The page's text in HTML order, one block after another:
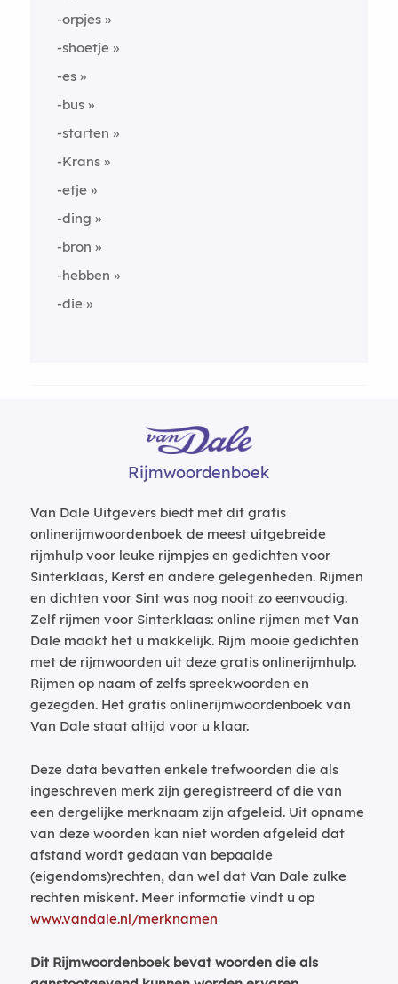
-orpjes
-shoetje
-es
-bus
-starten
-Krans
-etje
-ding
-bron
-hebben
-die
Rijmwoordenboek
Van Dale Uitgevers biedt met dit gratis
onlinerijmwoordenboek de meest uitgebreide
rijmhulp voor leuke rijmpjes en gedichten voor
Sinterklaas, Kerst en andere gelegenheden. Rijmen
en dichten voor Sint was nog nooit zo eenvoudig.
Zelf rijmen voor Sinterklaas: online rijmen met Van
Dale maakt het u makkelijk. Rijm mooie gedichten
met de rijmwoorden uit deze gratis onlinerijmhulp.
Rijmen op naam of zelfs spreekwoorden en
gezegden. Het gratis onlinerijmwoordenboek van
Van Dale staat altijd voor u klaar.
Deze data bevatten enkele trefwoorden die als
ingeschreven merk zijn geregistreerd of die van
een dergelijke merknaam zijn afgeleid. Uit opname
van deze woorden kan niet worden afgeleid dat
afstand wordt gedaan van bepaalde
(eigendoms)rechten, dan wel dat Van Dale zulke
rechten miskent. Meer informatie vindt u op
www.vandale.nl/merknamen
Dit Rijmwoordenboek bevat woorden die als